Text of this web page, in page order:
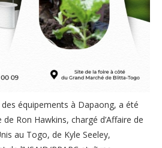
équipements à Dapaong, a été
Ron Hawkins, chargé d’Affaire de
au Togo, de Kyle Seeley,